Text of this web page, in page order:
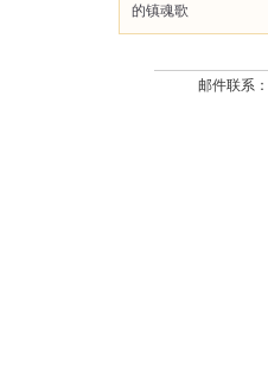
的镇魂歌
邮件联系：